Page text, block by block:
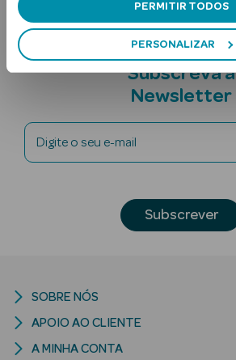
PERMITIR TODOS
PERSONALIZAR
Ver Tudo
Solares Bebé e
Criança
Subscreva a
Newsletter
Digite o seu e-mail
Subscrever
SOBRE NÓS
APOIO AO CLIENTE
A MINHA CONTA